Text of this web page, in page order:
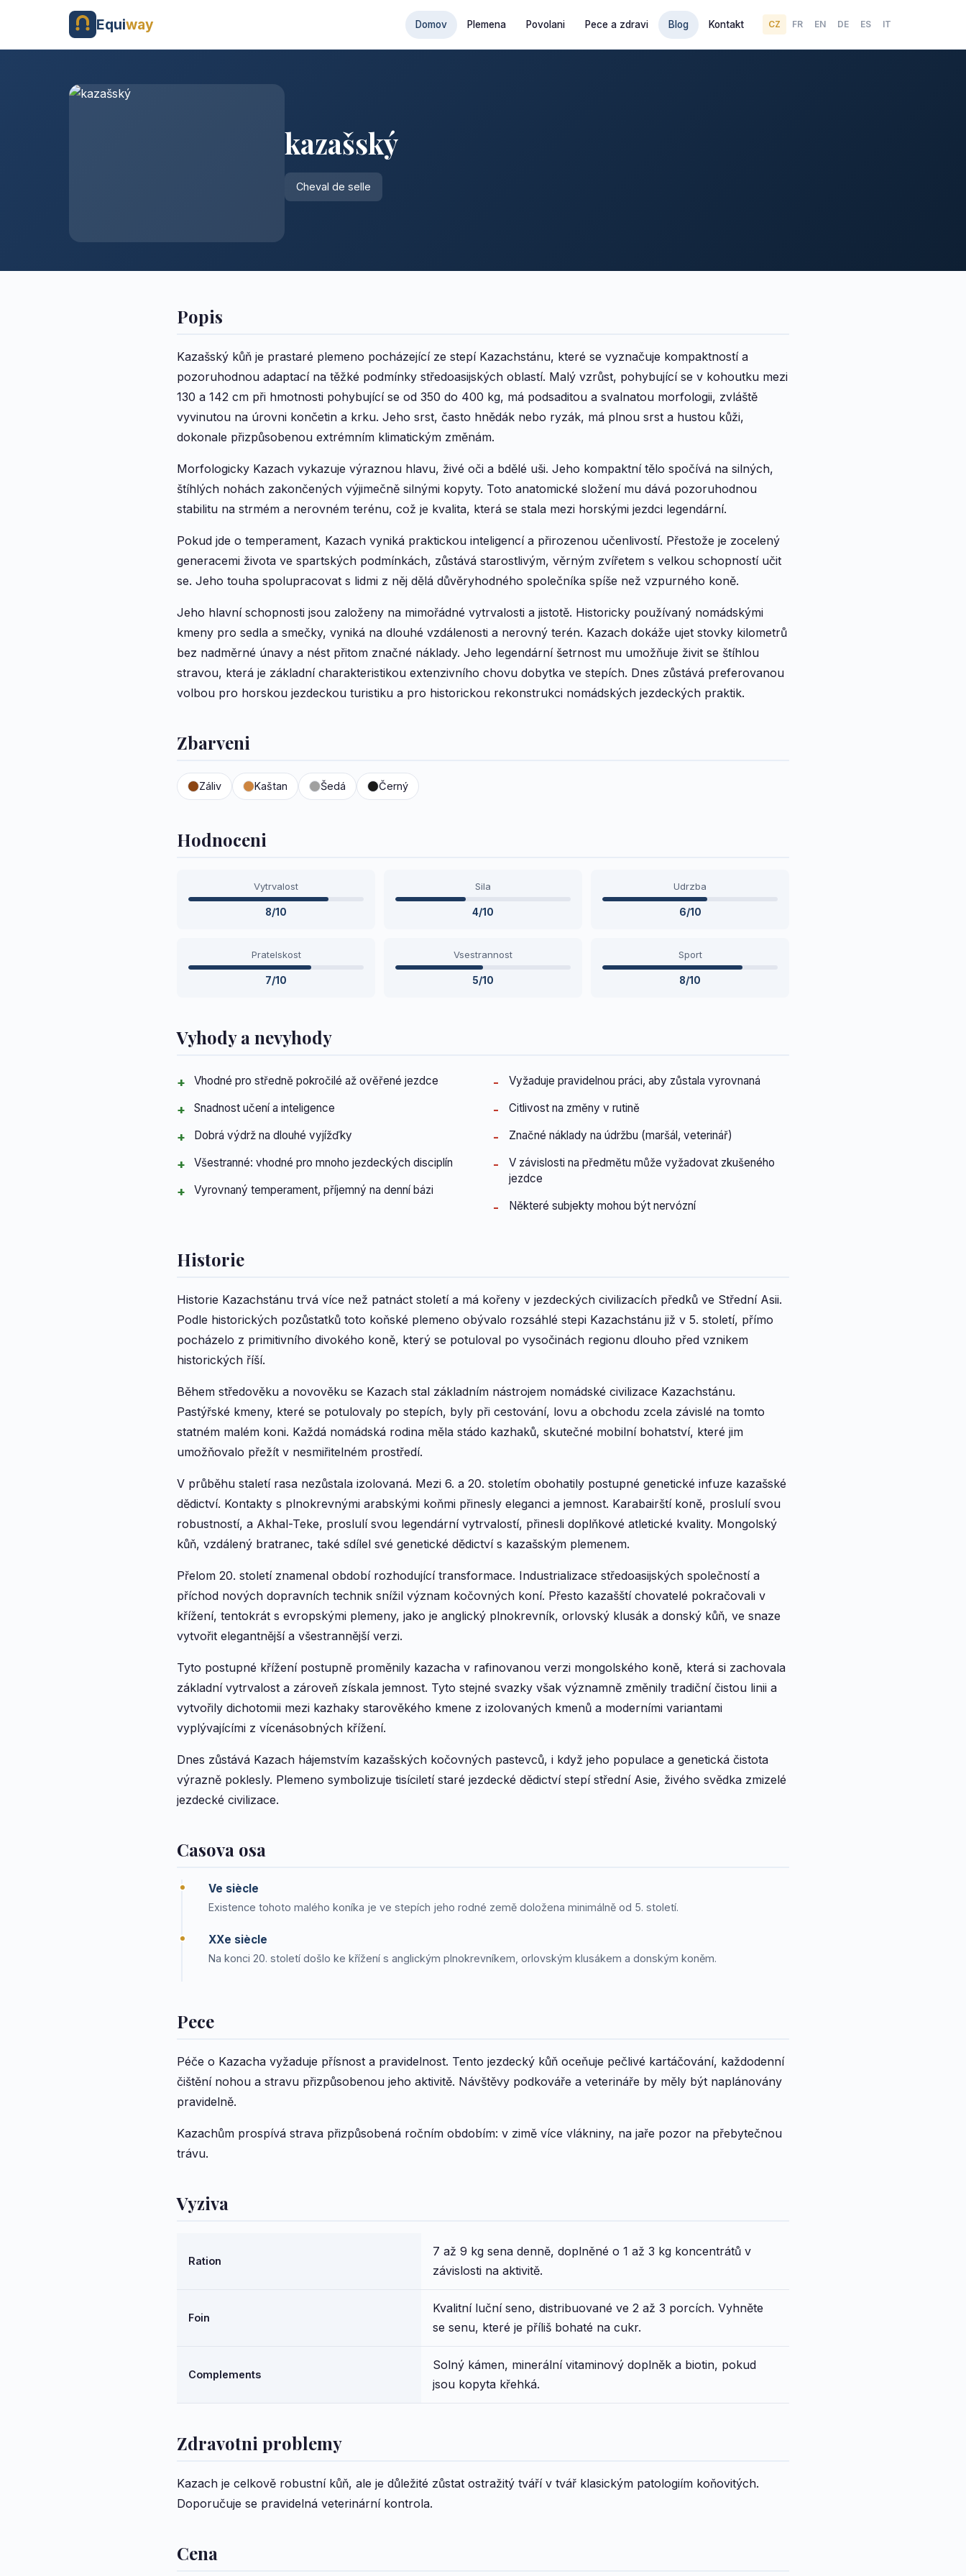
Equiway Domov Plemena Povolani Pece a zdravi Blog Kontakt CZ FR EN DE ES IT
kazašský
Cheval de selle
Popis
Kazašský kůň je prastaré plemeno pocházející ze stepí Kazachstánu, které se vyznačuje kompaktností a
pozoruhodnou adaptací na těžké podmínky středoasijských oblastí. Malý vzrůst, pohybující se v kohoutku mezi
130 a 142 cm při hmotnosti pohybující se od 350 do 400 kg, má podsaditou a svalnatou morfologii, zvláště
vyvinutou na úrovni končetin a krku. Jeho srst, často hnědák nebo ryzák, má plnou srst a hustou kůži,
dokonale přizpůsobenou extrémním klimatickým změnám.
Morfologicky Kazach vykazuje výraznou hlavu, živé oči a bdělé uši. Jeho kompaktní tělo spočívá na silných,
štíhlých nohách zakončených výjimečně silnými kopyty. Toto anatomické složení mu dává pozoruhodnou
stabilitu na strmém a nerovném terénu, což je kvalita, která se stala mezi horskými jezdci legendární.
Pokud jde o temperament, Kazach vyniká praktickou inteligencí a přirozenou učenlivostí. Přestože je zocelený
generacemi života ve spartských podmínkách, zůstává starostlivým, věrným zvířetem s velkou schopností učit
se. Jeho touha spolupracovat s lidmi z něj dělá důvěryhodného společníka spíše než vzpurného koně.
Jeho hlavní schopnosti jsou založeny na mimořádné vytrvalosti a jistotě. Historicky používaný nomádskými
kmeny pro sedla a smečky, vyniká na dlouhé vzdálenosti a nerovný terén. Kazach dokáže ujet stovky kilometrů
bez nadměrné únavy a nést přitom značné náklady. Jeho legendární šetrnost mu umožňuje živit se štíhlou
stravou, která je základní charakteristikou extenzivního chovu dobytka ve stepích. Dnes zůstává preferovanou
volbou pro horskou jezdeckou turistiku a pro historickou rekonstrukci nomádských jezdeckých praktik.
Zbarveni
Záliv Kaštan Šedá Černý
Hodnoceni
Vytrvalost
8/10
Sila
4/10
Udrzba
6/10
Pratelskost
7/10
Vsestrannost
5/10
Sport
8/10
Vyhody a nevyhody
Vhodné pro středně pokročilé až ověřené jezdce
Snadnost učení a inteligence
Dobrá výdrž na dlouhé vyjížďky
Všestranné: vhodné pro mnoho jezdeckých disciplín
Vyrovnaný temperament, příjemný na denní bázi
Vyžaduje pravidelnou práci, aby zůstala vyrovnaná
Citlivost na změny v rutině
Značné náklady na údržbu (maršál, veterinář)
V závislosti na předmětu může vyžadovat zkušeného
jezdce
Některé subjekty mohou být nervózní
Historie
Historie Kazachstánu trvá více než patnáct století a má kořeny v jezdeckých civilizacích předků ve Střední Asii.
Podle historických pozůstatků toto koňské plemeno obývalo rozsáhlé stepi Kazachstánu již v 5. století, přímo
pocházelo z primitivního divokého koně, který se potuloval po vysočinách regionu dlouho před vznikem
historických říší.
Během středověku a novověku se Kazach stal základním nástrojem nomádské civilizace Kazachstánu.
Pastýřské kmeny, které se potulovaly po stepích, byly při cestování, lovu a obchodu zcela závislé na tomto
statném malém koni. Každá nomádská rodina měla stádo kazhaků, skutečné mobilní bohatství, které jim
umožňovalo přežít v nesmiřitelném prostředí.
V průběhu staletí rasa nezůstala izolovaná. Mezi 6. a 20. stoletím obohatily postupné genetické infuze kazašské
dědictví. Kontakty s plnokrevnými arabskými koňmi přinesly eleganci a jemnost. Karabairští koně, proslulí svou
robustností, a Akhal-Teke, proslulí svou legendární vytrvalostí, přinesli doplňkové atletické kvality. Mongolský
kůň, vzdálený bratranec, také sdílel své genetické dědictví s kazašským plemenem.
Přelom 20. století znamenal období rozhodující transformace. Industrializace středoasijských společností a
příchod nových dopravních technik snížil význam kočovných koní. Přesto kazašští chovatelé pokračovali v
křížení, tentokrát s evropskými plemeny, jako je anglický plnokrevník, orlovský klusák a donský kůň, ve snaze
vytvořit elegantnější a všestrannější verzi.
Tyto postupné křížení postupně proměnily kazacha v rafinovanou verzi mongolského koně, která si zachovala
základní vytrvalost a zároveň získala jemnost. Tyto stejné svazky však významně změnily tradiční čistou linii a
vytvořily dichotomii mezi kazhaky starověkého kmene z izolovaných kmenů a moderními variantami
vyplývajícími z vícenásobných křížení.
Dnes zůstává Kazach hájemstvím kazašských kočovných pastevců, i když jeho populace a genetická čistota
výrazně poklesly. Plemeno symbolizuje tisíciletí staré jezdecké dědictví stepí střední Asie, živého svědka zmizelé
jezdecké civilizace.
Casova osa
Ve siècle
Existence tohoto malého koníka je ve stepích jeho rodné země doložena minimálně od 5. století.
XXe siècle
Na konci 20. století došlo ke křížení s anglickým plnokrevníkem, orlovským klusákem a donským koněm.
Pece
Péče o Kazacha vyžaduje přísnost a pravidelnost. Tento jezdecký kůň oceňuje pečlivé kartáčování, každodenní
čištění nohou a stravu přizpůsobenou jeho aktivitě. Návštěvy podkováře a veterináře by měly být naplánovány
pravidelně.
Kazachům prospívá strava přizpůsobená ročním obdobím: v zimě více vlákniny, na jaře pozor na přebytečnou
trávu.
Vyziva
Ration
7 až 9 kg sena denně, doplněné o 1 až 3 kg koncentrátů v
závislosti na aktivitě.
Foin
Kvalitní luční seno, distribuované ve 2 až 3 porcích. Vyhněte
se senu, které je příliš bohaté na cukr.
Complements
Solný kámen, minerální vitaminový doplněk a biotin, pokud
jsou kopyta křehká.
Zdravotni problemy
Kazach je celkově robustní kůň, ale je důležité zůstat ostražitý tváří v tvář klasickým patologiím koňovitých.
Doporučuje se pravidelná veterinární kontrola.
Cena